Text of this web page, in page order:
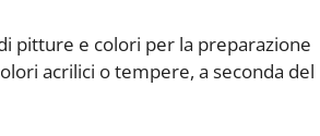
pitture e colori per la preparazione
acrilici o tempere, a seconda del